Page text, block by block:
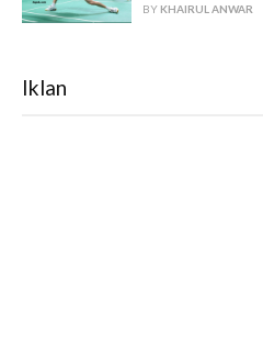
BY KHAIRUL ANWAR
Iklan